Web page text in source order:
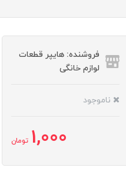
فروشنده: هایپر قطعات
لوازم خانگی
ناموجود
1,000 تومان